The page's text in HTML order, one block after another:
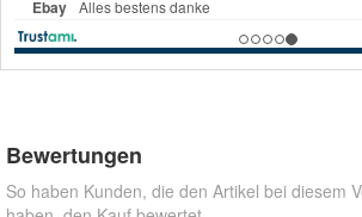
Bewertungen
So haben Kunden, die den Artikel bei diesem